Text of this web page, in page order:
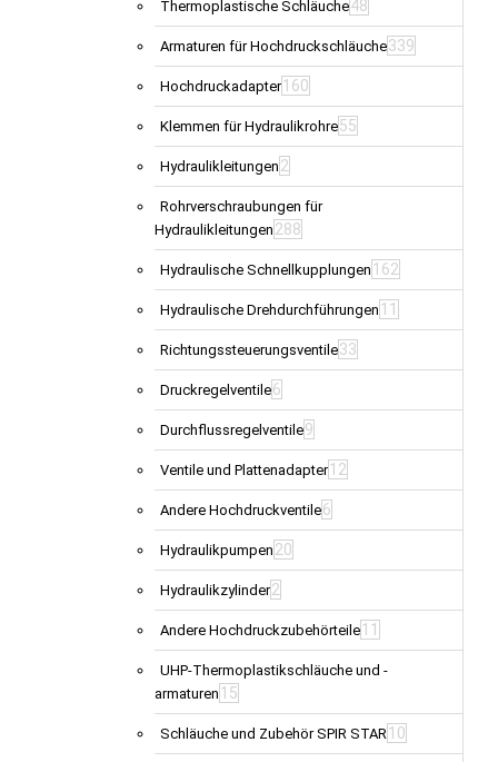
Thermoplastische Schläuche48
Armaturen für Hochdruckschläuche339
Hochdruckadapter 160
Klemmen für Hydraulikrohre55
Hydraulikleitungen 2
Rohrverschraubungen für
Hydraulikleitungen 288
Hydraulische Schnellkupplungen 162
Hydraulische Drehdurchführungen 11
Richtungssteuerungsventile33
Druckregelventile6
Durchflussregelventile9
Ventile und Plattenadapter 12
Andere Hochdruckventile6
Hydraulikpumpen 20
Hydraulikzylinder2
Andere Hochdruckzubehörteile 11
UHP-Thermoplastikschläuche und -
armaturen 15
Schläuche und Zubehör SPIR STAR 10